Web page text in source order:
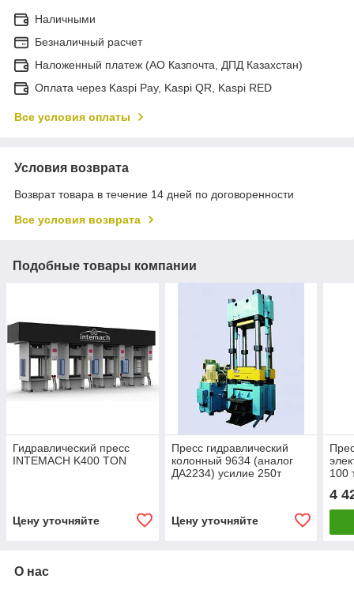
Наличными
Безналичный расчет
Наложенный платеж (АО Казпочта, ДПД Казахстан)
Оплата через Kaspi Pay, Kaspi QR, Kaspi RED
Все условия оплаты
Условия возврата
Возврат товара в течение 14 дней по договоренности
Все условия возврата
Подобные товары компании
Гидравлический пресс
INTEMACH K400 TON
Цену уточняйте
Пресс гидравлический
колонный 9634 (аналог
ДА2234) усилие 250т
Цену уточняйте
100
4
О нас